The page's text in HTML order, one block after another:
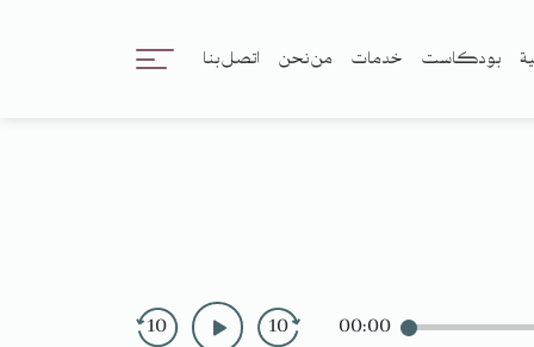
بودكاست خدمات من نحن اتصل بنا
10 10 00:00